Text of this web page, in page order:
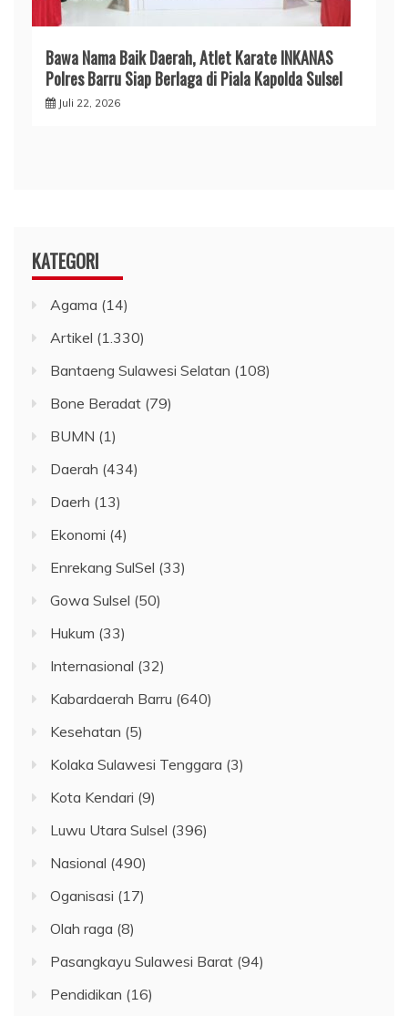
​Bawa Nama Baik Daerah, Atlet Karate INKANAS
Polres Barru Siap Berlaga di Piala Kapolda Sulsel
Juli 22, 2026
KATEGORI
Agama (14)
Artikel (1.330)
Bantaeng Sulawesi Selatan (108)
Bone Beradat (79)
BUMN (1)
Daerah (434)
Daerh (13)
Ekonomi (4)
Enrekang SulSel (33)
Gowa Sulsel (50)
Hukum (33)
Internasional (32)
Kabardaerah Barru (640)
Kesehatan (5)
Kolaka Sulawesi Tenggara (3)
Kota Kendari (9)
Luwu Utara Sulsel (396)
Nasional (490)
Oganisasi (17)
Olah raga (8)
Pasangkayu Sulawesi Barat (94)
Pendidikan (16)